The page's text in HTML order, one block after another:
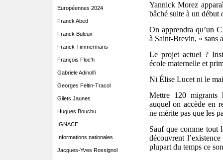
Européennes 2024
Franck Abed
Franck Buleux
Franck Timmermans
François Floc'h
Gabriele Adinolfi
Georges Feltin-Tracol
Gilets Jaunes
Hugues Bouchu
IGNACE
Informations nationales
Jacques-Yves Rossignol
Yannick Morez
bâché suite à un début
On apprendra qu’un
à Saint-Brevin, « sans
Le projet actuel ?
école maternelle et
Ni Élise Lucet ni le
Mettre 120 migrants
auquel on accède en
ne mérite pas que les
Sauf que comme tout
découvrent
plupart du temps ce